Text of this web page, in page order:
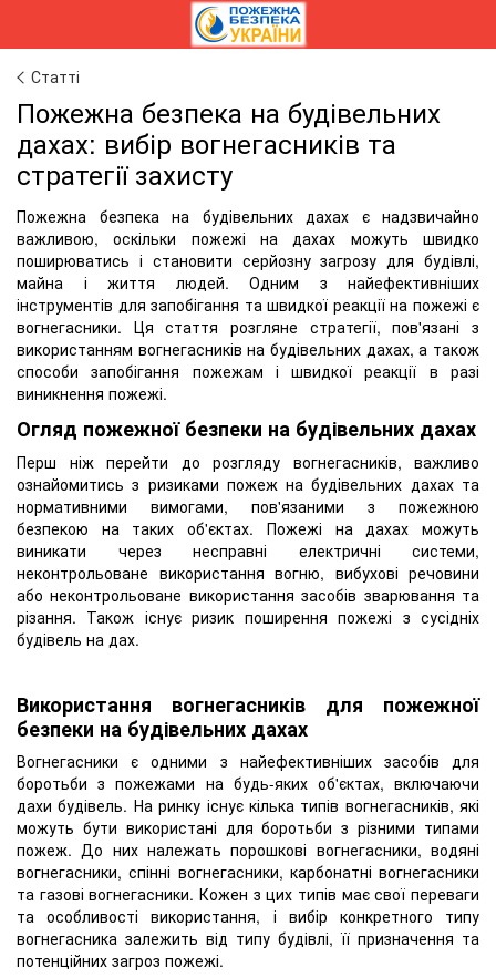
Статті
Пожежна безпека на будівельних
дахах: вибір вогнегасників та
стратегії захисту
Пожежна безпека на будівельних дахах є надзвичайно
важливою, оскільки пожежі на дахах можуть швидко
поширюватись і становити серйозну загрозу для будівлі,
майна і життя людей. Одним з найефективніших
інструментів для запобігання та швидкої реакції на пожежі є
вогнегасники. Ця стаття розгляне стратегії, пов'язані з
використанням вогнегасників на будівельних дахах, а також
способи запобігання пожежам і швидкої реакції в разі
виникнення пожежі.
Огляд пожежної безпеки на будівельних дахах
Перш ніж перейти до розгляду вогнегасників, важливо
ознайомитись з ризиками пожеж на будівельних дахах та
нормативними вимогами, пов'язаними з пожежною
безпекою на таких об'єктах. Пожежі на дахах можуть
виникати через несправні електричні системи,
неконтрольоване використання вогню, вибухові речовини
або неконтрольоване використання засобів зварювання та
різання. Також існує ризик поширення пожежі з сусідніх
будівель на дах.
Використання вогнегасників для пожежної
безпеки на будівельних дахах
Вогнегасники є одними з найефективніших засобів для
боротьби з пожежами на будь-яких об'єктах, включаючи
дахи будівель. На ринку існує кілька типів вогнегасників, які
можуть бути використані для боротьби з різними типами
пожеж. До них належать порошкові вогнегасники, водяні
вогнегасники, спінні вогнегасники, карбонатні вогнегасники
та газові вогнегасники. Кожен з цих типів має свої переваги
та особливості використання, і вибір конкретного типу
вогнегасника залежить від типу будівлі, її призначення та
потенційних загроз пожежі.